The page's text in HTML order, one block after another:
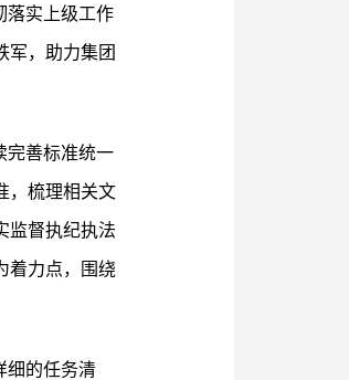
落实上级工作
军，助力集团
完善标准统一
，梳理相关文
监督执纪执法
着力点，围绕
细的任务清